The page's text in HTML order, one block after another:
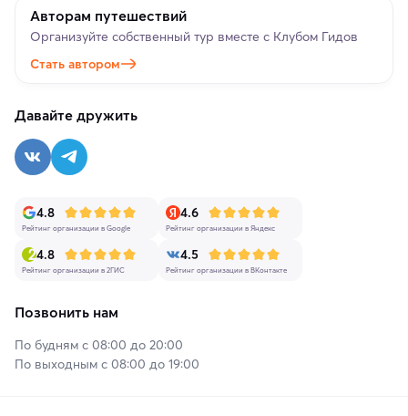
Авторам путешествий
Организуйте собственный тур вместе с Клубом Гидов
Стать автором
Давайте дружить
4.8
Рейтинг организации в Google
4.6
Рейтинг организации в Яндекс
4.8
Рейтинг организации в 2ГИС
4.5
Рейтинг организации в ВКонтакте
Позвонить нам
По будням с 08:00 до 20:00
По выходным с 08:00 до 19:00